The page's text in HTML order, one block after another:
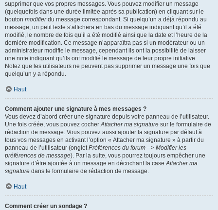
supprimer que vos propres messages. Vous pouvez modifier un message
(quelquefois dans une durée limitée après sa publication) en cliquant sur le
bouton modifierdu message correspondant. Si quelqu’un a déjà répondu au
message, un petit texte s’affichera en bas du message indiquant qu’il a été
modifié, le nombre de fois qu’il a été modifié ainsi que la date et l’heure de la
dernière modification. Ce message n’apparaîtra pas si un modérateur ou un
administrateur modifie le message, cependant ils ont la possibilité de laisser
une note indiquant qu’ils ont modifié le message de leur propre initiative.
Notez que les utilisateurs ne peuvent pas supprimer un message une fois que
quelqu’un y a répondu.
Haut
Comment ajouter une signature à mes messages ?
Vous devez d’abord créer une signature depuis votre panneau de l’utilisateur.
Une fois créée, vous pouvez cocherAttacher ma signature sur le formulaire de
rédaction de message. Vous pouvez aussi ajouter la signature par défaut à
tous vos messages en activant l’option « Attacher ma signature » à partir du
panneau de l’utilisateur (ongletPréférences du forum --> Modifier les
préférences de message). Par la suite, vous pourrez toujours empêcher une
signature d’être ajoutée à un message en décochant la caseAttacher ma
signature dans le formulaire de rédaction de message.
Haut
Comment créer un sondage ?